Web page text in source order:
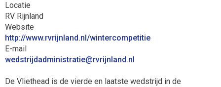
Locatie
RV Rijnland
Website
http://www.rvrijnland.nl/wintercompetitie
E-mail
eitartsinimdadjirtsdew@rvrijnland.nl
De Vliethead is de vierde en laatste wedstrijd in de